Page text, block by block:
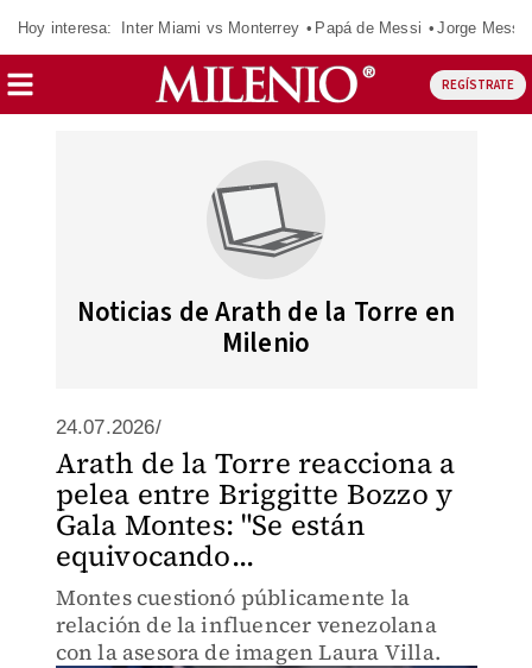
Hoy interesa: Inter Miami vs Monterrey Papá de Messi Jorge Messi
REGÍSTRATE
Noticias de Arath de la Torre en
Milenio
24.07.2026/
Arath de la Torre reacciona a
pelea entre Briggitte Bozzo y
Gala Montes: "Se están
equivocando...
Montes cuestionó públicamente la
relación de la influencer venezolana
con la asesora de imagen Laura Villa.